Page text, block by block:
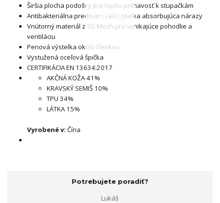
Širšia plocha podošvy pre lepšiu priľnavosť k stupačkám
Antibakteriálna predtvarovaná stielka absorbujúca nárazy
Vnútorný materiál z 3D Mesh pre vynikajúce pohodlie a
ventiláciu
Penová výstelka okolo členkov
Vystužená oceľová špička
CERTIFIKÁCIA EN 13634:2017
AKČNÁ KOŽA 41%
KRAVSKÝ SEMIŠ 10%
TPU 34%
LÁTKA 15%
Vyrobené v: Čína
Potrebujete poradiť?
Lukáš